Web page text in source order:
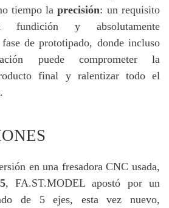
tiempo laprecisión: un requisito
y absolutamente
de prototipado, donde incluso
puede comprometer la
final y ralentizar todo el
en una fresadora CNC usada,
, FA.ST.MODEL apostó por un
de 5 ejes, esta vez nuevo,